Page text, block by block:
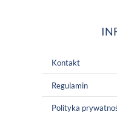
Kontakt
Regulamin
Polityka